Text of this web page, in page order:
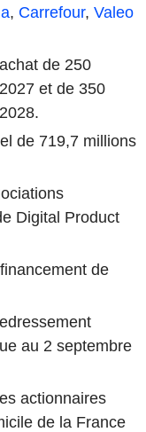
, Carrefour, Valeo
de 250
et de 350
de 719,7 millions
Digital Product
de
au 2 septembre
actionnaires
de la France